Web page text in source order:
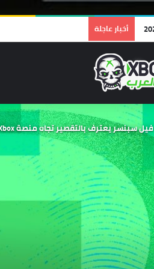
أخبار عاجلة
فيل سبنسر يعترف بالتقصير تجاه منصة Xbox من ناحية عدد الحصريات القليلة التي حصلت عليها خلال عام 2022.